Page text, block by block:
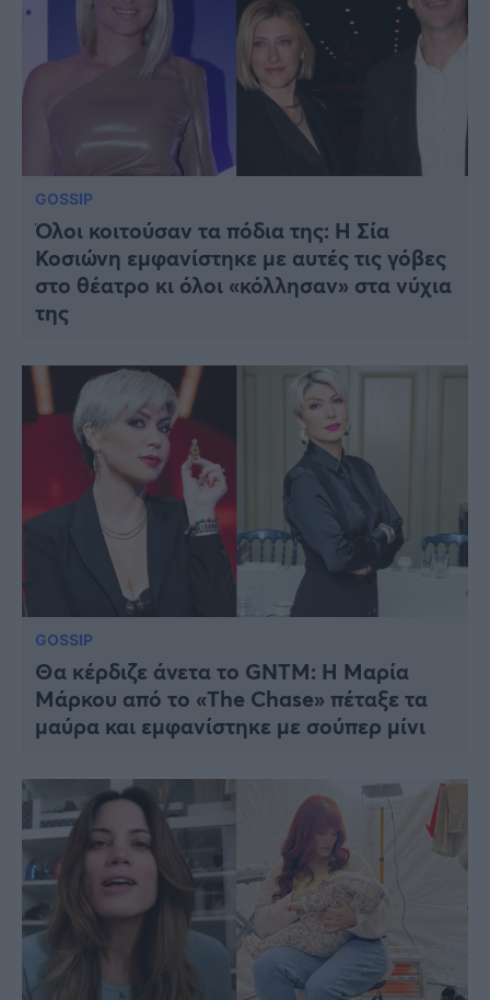
GOSSIP
Όλοι κοιτούσαν τα πόδια της: Η Σία
Κοσιώνη εμφανίστηκε με αυτές τις γόβες
στο θέατρο κι όλοι «κόλλησαν» στα νύχια
της
GOSSIP
Θα κέρδιζε άνετα το GNTM: H Μαρία
Μάρκου από το «The Chase» πέταξε τα
μαύρα και εμφανίστηκε με σούπερ μίνι